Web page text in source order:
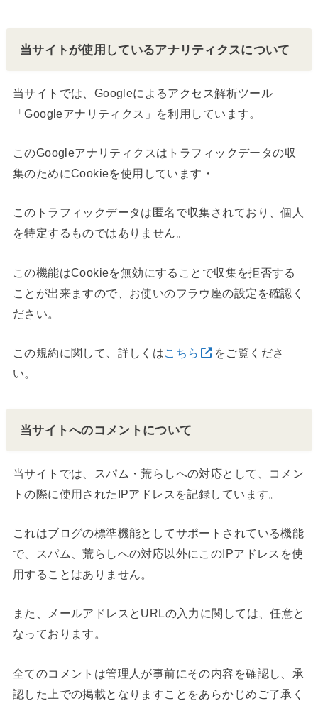
当サイトが使用しているアナリティクスについて
当サイトでは、Googleによるアクセス解析ツール
「Googleアナリティクス」を利用しています。
このGoogleアナリティクスはトラフィックデータの収
集のためにCookieを使用しています・
このトラフィックデータは匿名で収集されており、個人
を特定するものではありません。
この機能はCookieを無効にすることで収集を拒否する
ことが出来ますので、お使いのフラウ座の設定を確認く
ださい。
この規約に関して、詳しくはこちら
をご覧くださ
い。
当サイトへのコメントについて
当サイトでは、スパム・荒らしへの対応として、コメン
トの際に使用されたIPアドレスを記録しています。
これはブログの標準機能としてサポートされている機能
で、スパム、荒らしへの対応以外にこのIPアドレスを使
用することはありません。
また、メールアドレスとURLの入力に関しては、任意と
なっております。
全てのコメントは管理人が事前にその内容を確認し、承
認した上での掲載となりますことをあらかじめご了承く